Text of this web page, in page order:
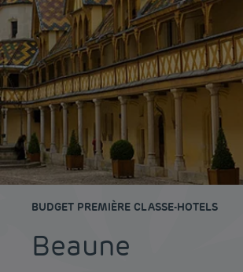
BUDGET PREMIÈRE CLASSE-HOTELS
Beaune